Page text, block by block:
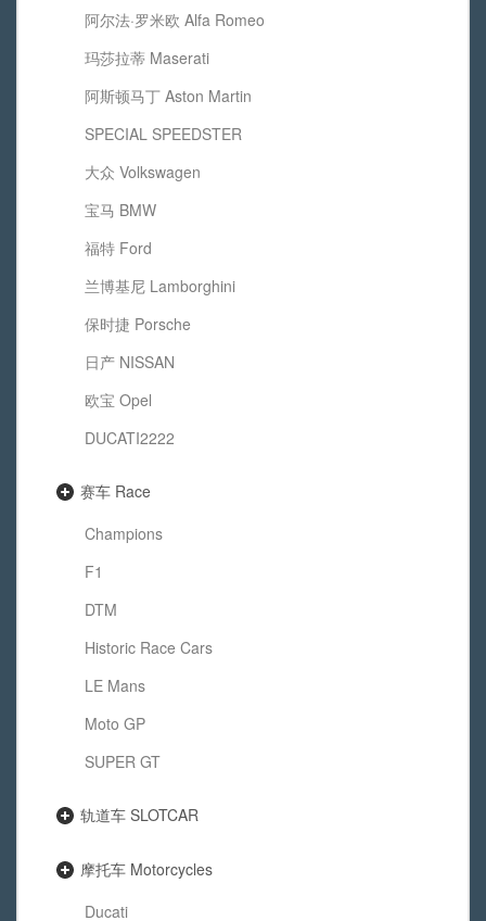
阿尔法·罗米欧 Alfa Romeo
玛莎拉蒂 Maserati
阿斯顿马丁 Aston Martin
SPECIAL SPEEDSTER
大众 Volkswagen
宝马 BMW
福特 Ford
兰博基尼 Lamborghini
保时捷 Porsche
日产 NISSAN
欧宝 Opel
DUCATI2222
赛车 Race
Champions
F1
DTM
Historic Race Cars
LE Mans
Moto GP
SUPER GT
轨道车 SLOTCAR
摩托车 Motorcycles
Ducati